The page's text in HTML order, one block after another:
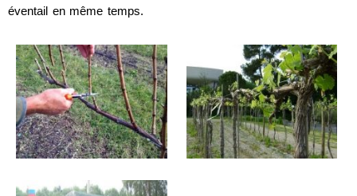
éventail en même temps.